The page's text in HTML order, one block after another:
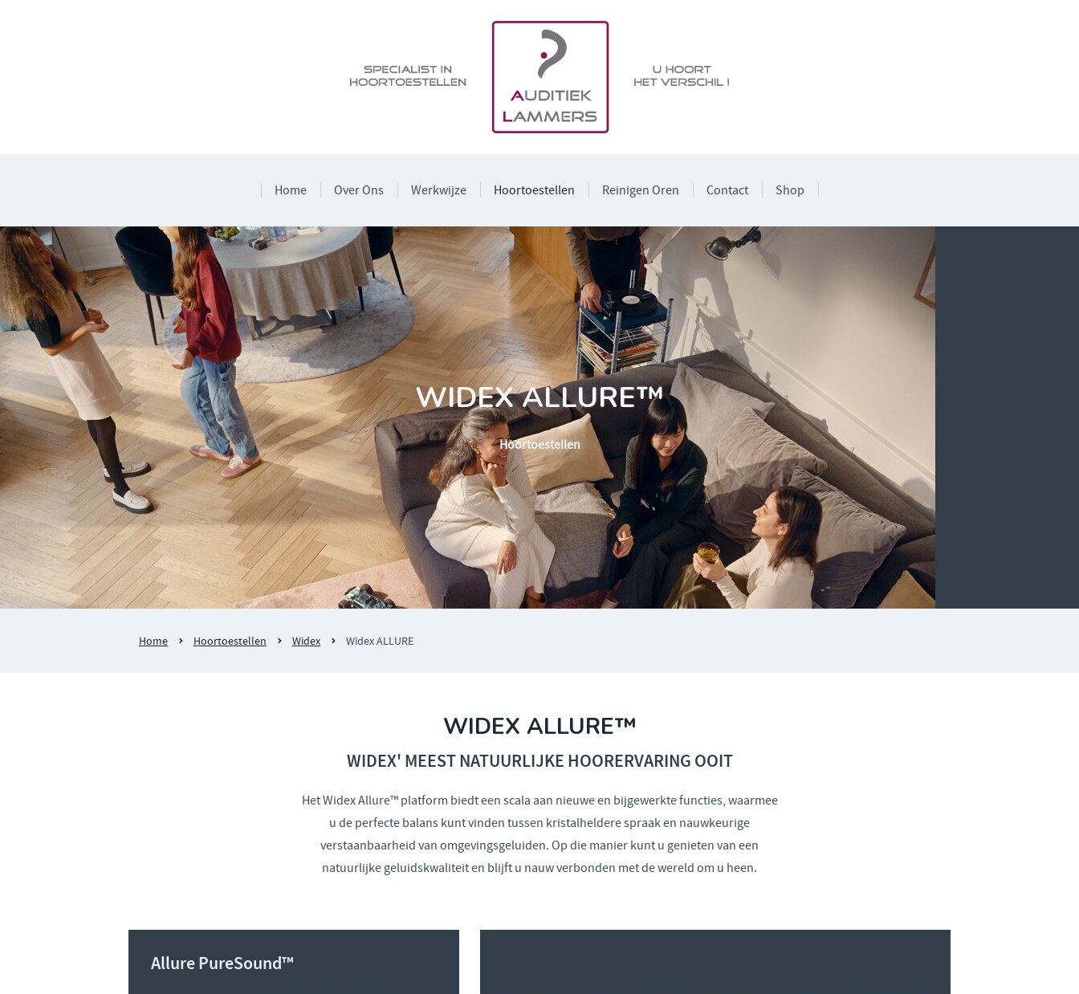
Home Over Ons Werkwijze Hoortoestellen Reinigen Oren Contact Shop
WIDEX ALLURE™
Hoortoestellen
Home Hoortoestellen Widex Widex ALLURE
WIDEX ALLURE™
WIDEX' MEEST NATUURLIJKE HOORERVARING OOIT
Het Widex Allure™ platform biedt een scala aan nieuwe en bijgewerkte functies, waarmee
u de perfecte balans kunt vinden tussen kristalheldere spraak en nauwkeurige
verstaanbaarheid van omgevingsgeluiden. Op die manier kunt u genieten van een
natuurlijke geluidskwaliteit en blijft u nauw verbonden met de wereld om u heen.
Allure PureSound™